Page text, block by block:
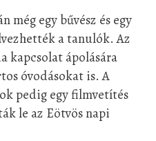
még egy bűvész és egy
a tanulók. Az
kapcsolat ápolására
óvodásokat is. A
pedig egy filmvetítés
le az Eötvös napi